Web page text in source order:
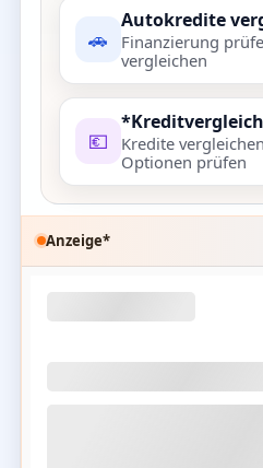
🚗
Autokredite
Finanzierung
vergleichen
💶
*Kreditvergleich
Kredite
Optionen prüfen
Anzeige*